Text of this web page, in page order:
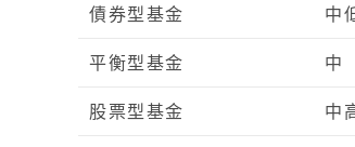
債券型基金 中
平衡型基金 中
股票型基金 中